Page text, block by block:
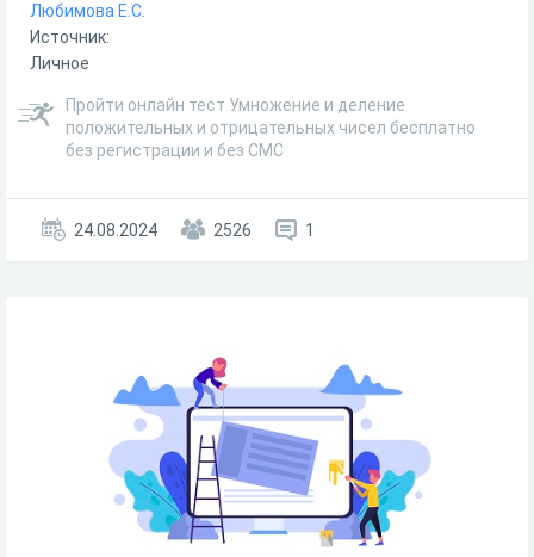
Любимова Е.С.
Источник:
Личное
Пройти онлайн тест Умножение и деление
положительных и отрицательных чисел бесплатно
без регистрации и без СМС
24.08.2024 2526 1